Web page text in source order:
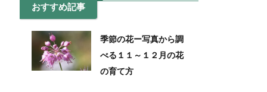
おすすめ記事
季節の花ー写真から調
べる１１～１２月の花
の育て方